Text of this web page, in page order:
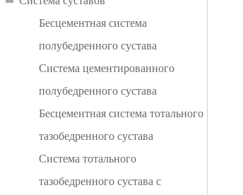
Бесцементная система
полубедренного сустава
Система цементированного
полубедренного сустава
Бесцементная система тотального
тазобедренного сустава
Система тотального
тазобедренного сустава с